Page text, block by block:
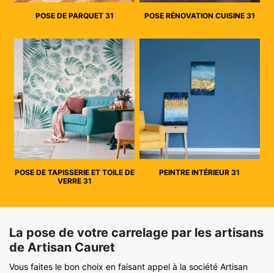
POSE DE PARQUET 31 POSE RÉNOVATION CUISINE 31
POSE DE TAPISSERIE ET TOILE DE
VERRE 31
PEINTRE INTÉRIEUR 31
La pose de votre carrelage par les artisans
de Artisan Cauret
Vous faites le bon choix en faisant appel à la société Artisan